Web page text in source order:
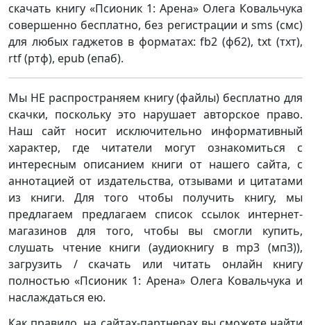
скачать книгу «Псионик 1: Арена» Олега Ковальчука
совершенно бесплатно, без регистрации и sms (смс)
для любых гаджетов в форматах: fb2 (фб2), txt (тхт),
rtf (ртф), epub (епаб).
Мы НЕ распространяем книгу (файлы) бесплатно для
скачки, поскольку это нарушает авторское право.
Наш сайт носит исключительно информативный
характер, где читатели могут ознакомиться с
интересным описанием книги от нашего сайта, с
аннотацией от издательства, отзывами и цитатами
из книги. Для того чтобы получить книгу, мы
предлагаем предлагаем список ссылок интернет-
магазинов для того, чтобы вы смогли купить,
слушать чтение книги (аудиокнигу в mp3 (мп3)),
загрузить / скачать или читать онлайн книгу
полностью «Псионик 1: Арена» Олега Ковальчука и
наслаждаться ею.